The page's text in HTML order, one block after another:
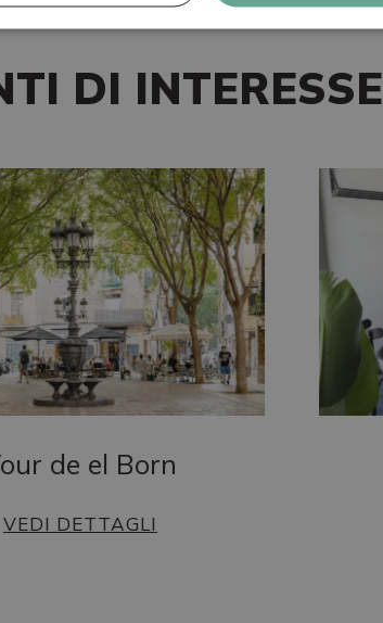
DI INTERESSE
de el Born
VEDI DETTAGLI